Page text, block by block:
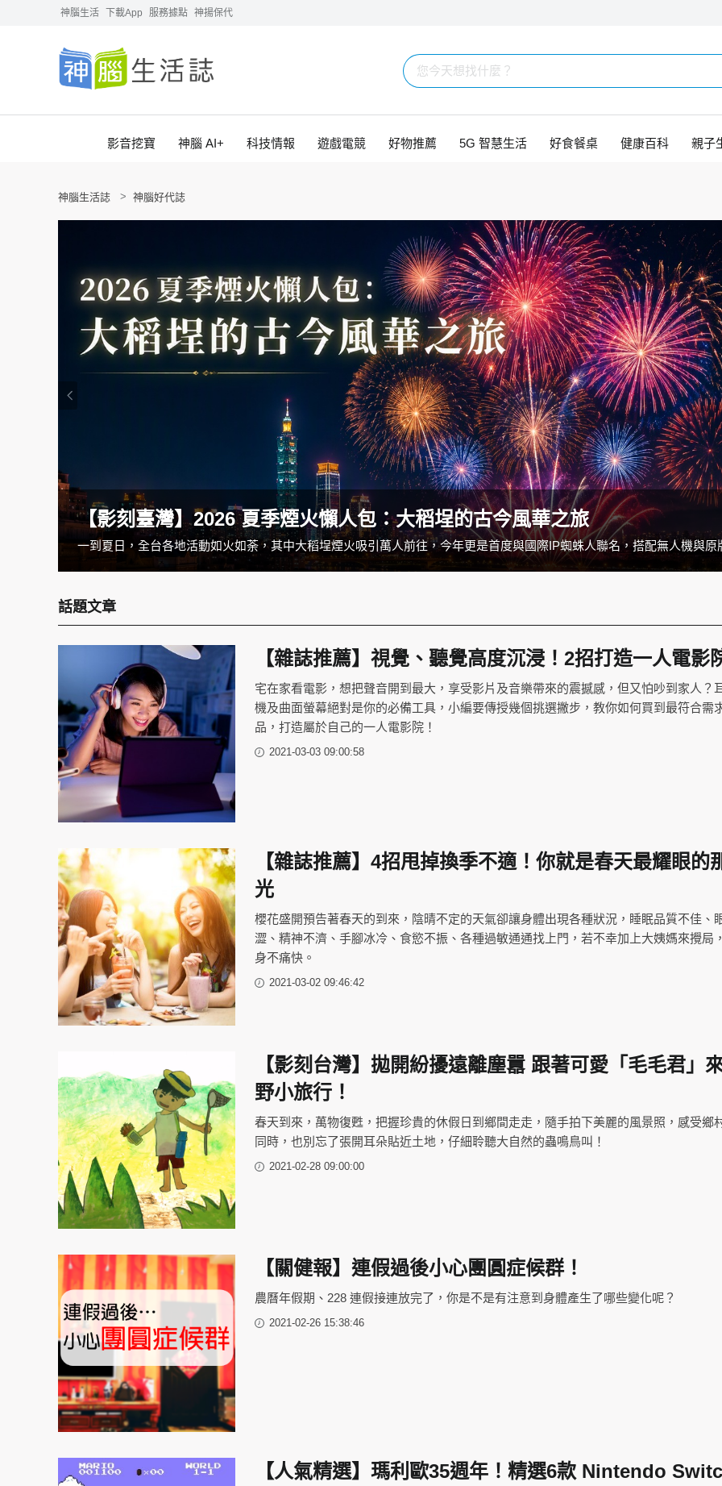
神腦生活 下載App 服務據點 神揚保代
影音挖寶 神腦 AI+ 科技情報 遊戲電競 好物推薦 5G 智慧生活 好食餐桌 健康百科 親子
神腦生活誌 神腦好代誌
【影刻臺灣】2026 夏季煙火懶人包：大稻埕的古今風華之旅
話題文章
【雜誌推薦】視覺、聽覺高度沉浸！2招打造一人電影
宅在家看電影，想把聲音開到最大，享受影片及音樂帶來的震撼感，但又怕吵到家人？
機及曲面螢幕絕對是你的必備工具，小編要傳授幾個挑選撇步，教你如何買到最符合需
品，打造屬於自己的一人電影院！
2021-03-03 09:00:58
【雜誌推薦】4招甩掉換季不適！你就是春天最耀眼的
光
櫻花盛開預告著春天的到來，陰晴不定的天氣卻讓身體出現各種狀況，睡眠品質不佳、
澀、精神不濟、手腳冰冷、食慾不振、各種過敏通通找上門，若不幸加上大姨媽來攪局
身不痛快。
2021-03-02 09:46:42
【影刻台灣】拋開紛擾遠離塵囂 跟著可愛「毛毛君」
野小旅行！
春天到來，萬物復甦，把握珍貴的休假日到鄉間走走，隨手拍下美麗的風景照，感受鄉
同時，也別忘了張開耳朵貼近土地，仔細聆聽大自然的蟲鳴鳥叫！
2021-02-28 09:00:00
【關健報】連假過後小心團圓症候群！
農曆年假期、228 連假接連放完了，你是不是有注意到身體產生了哪些變化呢？
2021-02-26 15:38:46
【人氣精選】瑪利歐35週年！‎精選6款 Nintendo